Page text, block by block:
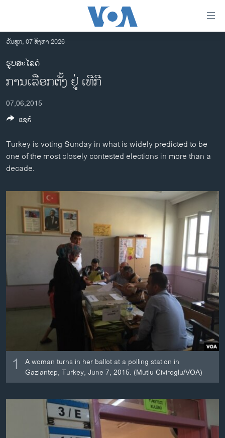
ເຂົ້າ
ຫາ
ຂ້າມ
ຂ້າມ
ໄປ
ຫາ
ຄົ້ນ
ລາວ
ອາເມຣິກາ
ການເລືອກຕັ້ງ ປະທານາທີບໍດີ ສະຫະລັດ 2024
ຂ່າວ​ຈີນ
ໂລກ
ເອເຊຍ
ຊີວິດຊາວລາວ
ຊຸມຊົນຊາວລາວ
ວິທະຍາສາດ-ເທັກໂນໂລຈີ
ວີດີໂອ
ສຽງ
ລາຍການກະຈາຍສຽງ
ລາຍງານ
ຕິດຕາມພວກເຮົາ ທີ່
ພາສາຕ່າງໆ
ວັນສຸກ, 07 ສິງຫາ 2026
ຮູບສະໄລດ໌
ການເລືອກຕັ້ງ ຢູ່ ເທີກີ
07,06,2015
Turkey is voting Sunday in what is widely predicted to be
one of the most closely contested elections in more than a
decade.
1
A woman turns in her ballot at a polling station in
Gaziantep, Turkey, June 7, 2015. (Mutlu Civiroglu/VOA)
ແຊຣ໌